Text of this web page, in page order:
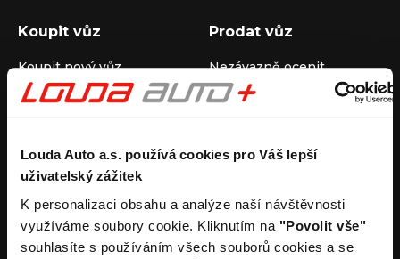
Louda Auto a.s. používá cookies pro Váš lepší
uživatelský zážitek
K personalizaci obsahu a analýze naší návštěvnosti
využíváme soubory cookie. Kliknutím na "Povolit vše"
souhlasíte s používáním všech souborů cookies a se
Koupit vůz
Koupit nový vůz
Koupit ojetý vůz
Koupit užitkový vůz
Prodat vůz
Nezávazně ocenit
Průběh výkupu vozu
Pronájem
Carsharing
Autopůjčovna
Operativní leasing
Společnost
Louda Auto+ Poděbrady
Obytné vozy
Novinky